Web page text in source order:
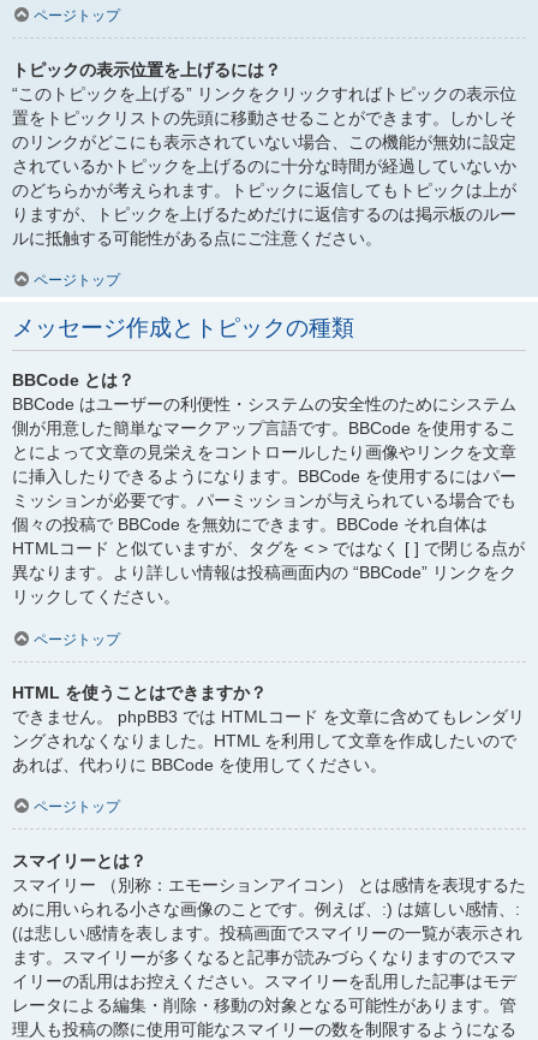
ページトップ
トピックの表示位置を上げるには？
“このトピックを上げる” リンクをクリックすればトピックの表示位
置をトピックリストの先頭に移動させることができます。しかしそ
のリンクがどこにも表示されていない場合、この機能が無効に設定
されているかトピックを上げるのに十分な時間が経過していないか
のどちらかが考えられます。トピックに返信してもトピックは上が
りますが、トピックを上げるためだけに返信するのは掲示板のルー
ルに抵触する可能性がある点にご注意ください。
ページトップ
メッセージ作成とトピックの種類
BBCode とは？
BBCode はユーザーの利便性・システムの安全性のためにシステム
側が用意した簡単なマークアップ言語です。BBCode を使用するこ
とによって文章の見栄えをコントロールしたり画像やリンクを文章
に挿入したりできるようになります。BBCode を使用するにはパー
ミッションが必要です。パーミッションが与えられている場合でも
個々の投稿で BBCode を無効にできます。BBCode それ自体は
HTMLコード と似ていますが、タグを < > ではなく [ ] で閉じる点が
異なります。より詳しい情報は投稿画面内の “BBCode” リンクをク
リックしてください。
ページトップ
HTML を使うことはできますか？
できません。 phpBB3 では HTMLコード を文章に含めてもレンダリ
ングされなくなりました。HTML を利用して文章を作成したいので
あれば、代わりに BBCode を使用してください。
ページトップ
スマイリーとは？
スマイリー （別称：エモーションアイコン） とは感情を表現するた
めに用いられる小さな画像のことです。例えば、:) は嬉しい感情、:
(は悲しい感情を表します。投稿画面でスマイリーの一覧が表示され
ます。スマイリーが多くなると記事が読みづらくなりますのでスマ
イリーの乱用はお控えください。スマイリーを乱用した記事はモデ
レータによる編集・削除・移動の対象となる可能性があります。管
理人も投稿の際に使用可能なスマイリーの数を制限するようになる